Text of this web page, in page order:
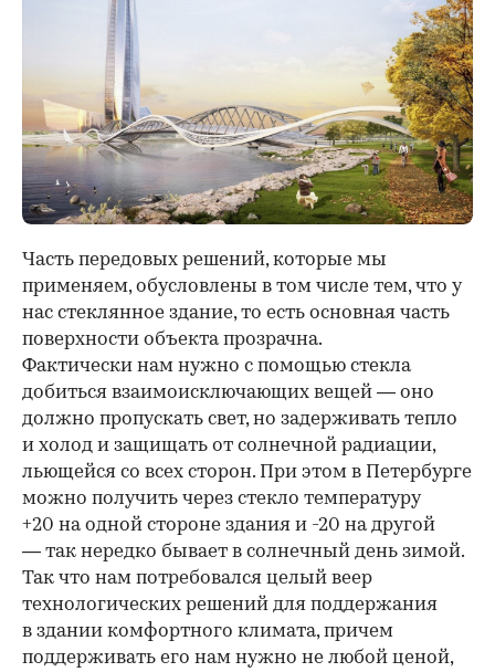
Часть передовых решений, которые мы
применяем, обусловлены в том числе тем, что у
нас стеклянное здание, то есть основная часть
поверхности объекта прозрачна.
Фактически нам нужно с помощью стекла
добиться взаимоисключающих вещей — оно
должно пропускать свет, но задерживать тепло
и холод и защищать от солнечной радиации,
льющейся со всех сторон. При этом в Петербурге
можно получить через стекло температуру
+20 на одной стороне здания и -20 на другой
— так нередко бывает в солнечный день зимой.
Так что нам потребовался целый веер
технологических решений для поддержания
в здании комфортного климата, причем
поддерживать его нам нужно не любой ценой,